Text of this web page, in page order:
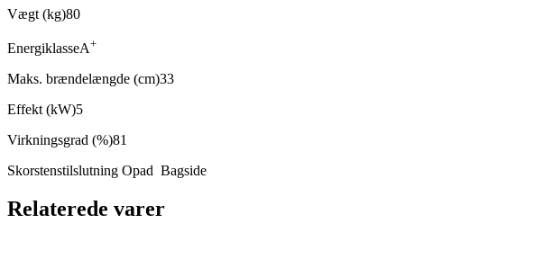
Vægt (kg)80
EnergiklasseA+
Maks. brændelængde (cm)33
Effekt (kW)5
Virkningsgrad (%)81
Skorstenstilslutning Opad Bagside
Relaterede varer